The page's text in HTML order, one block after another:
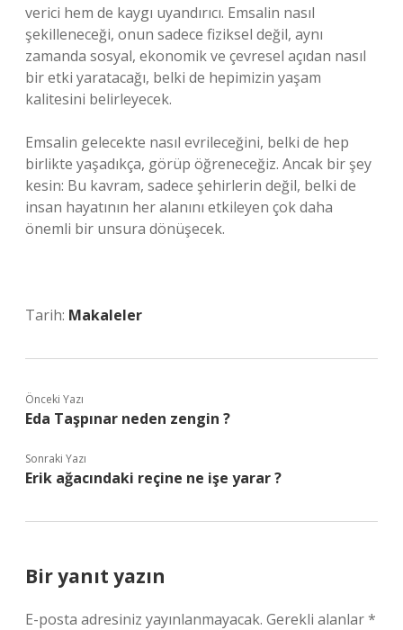
verici hem de kaygı uyandırıcı. Emsalin nasıl
şekilleneceği, onun sadece fiziksel değil, aynı
zamanda sosyal, ekonomik ve çevresel açıdan nasıl
bir etki yaratacağı, belki de hepimizin yaşam
kalitesini belirleyecek.
Emsalin gelecekte nasıl evrileceğini, belki de hep
birlikte yaşadıkça, görüp öğreneceğiz. Ancak bir şey
kesin: Bu kavram, sadece şehirlerin değil, belki de
insan hayatının her alanını etkileyen çok daha
önemli bir unsura dönüşecek.
Tarih: Makaleler
Önceki Yazı
Eda Taşpınar neden zengin ?
Sonraki Yazı
Erik ağacındaki reçine ne işe yarar ?
Bir yanıt yazın
E-posta adresiniz yayınlanmayacak. Gerekli alanlar*